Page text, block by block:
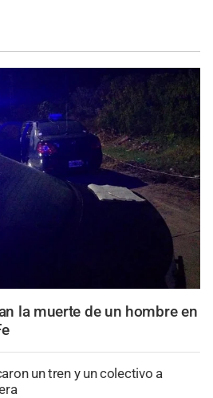
la muerte de un hombre en
un tren y un colectivo a